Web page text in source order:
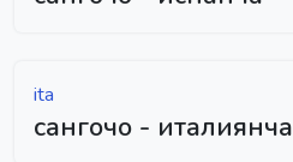
ita
сангочо - италиянча